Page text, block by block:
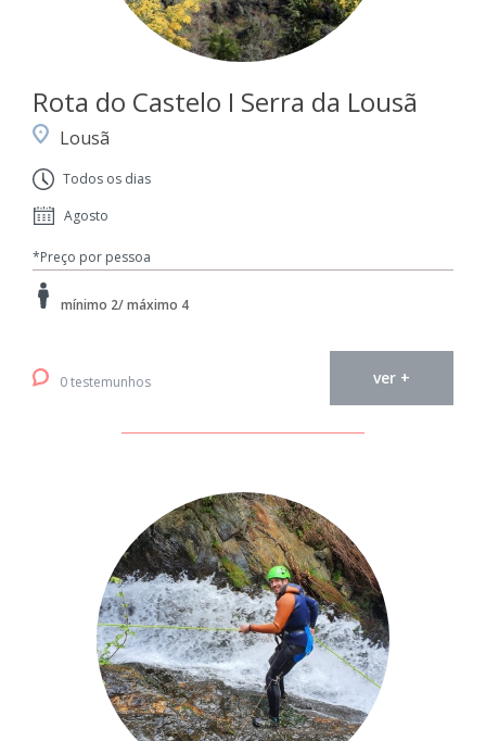
Rota do Castelo I Serra da Lousã
Lousã
Todos os dias
Agosto
*Preço por pessoa
mínimo 2/ máximo 4
0 testemunhos ver +